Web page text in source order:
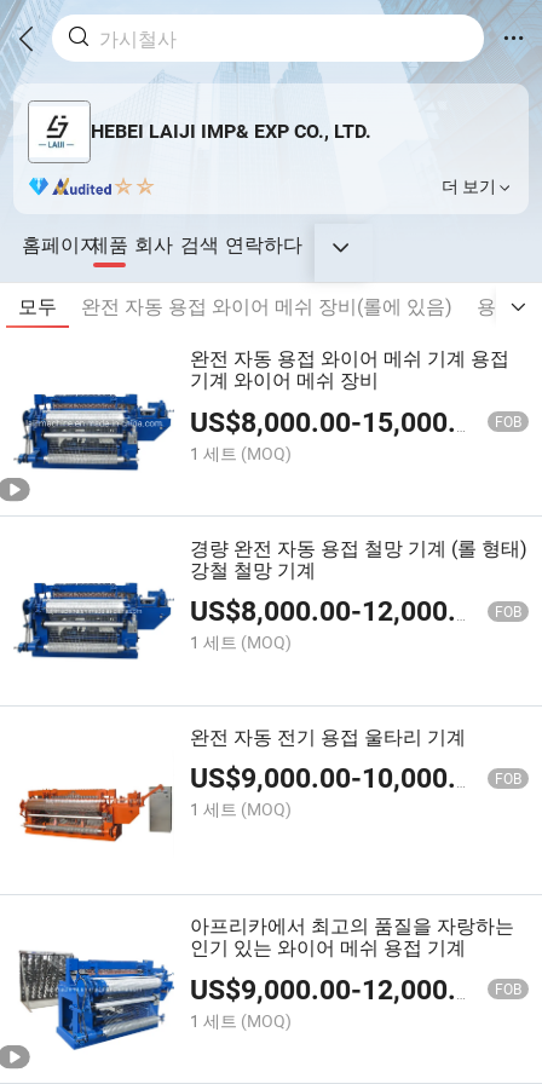
HEBEI LAIJI IMP& EXP CO., LTD.
더 보기
홈페이지제품 회사 검색 연락하다
모두 완전 자동 용접 와이어 메쉬 장비(롤에 있음)
용접
완전 자동 용접 와이어 메쉬 기계 용접
기계 와이어 메쉬 장비
US$8,000.00-15,000.00 FOB
1 세트 (MOQ)
경량 완전 자동 용접 철망 기계 (롤 형태)
강철 철망 기계
US$8,000.00-12,000.00 FOB
1 세트 (MOQ)
완전 자동 전기 용접 울타리 기계
US$9,000.00-10,000.00 FOB
1 세트 (MOQ)
아프리카에서 최고의 품질을 자랑하는
인기 있는 와이어 메쉬 용접 기계
US$9,000.00-12,000.00 FOB
1 세트 (MOQ)